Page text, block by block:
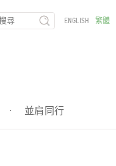
· 並肩同行
ENGLISH 繁體